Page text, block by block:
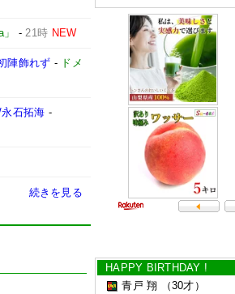
-21時 NEW
陣飾れず - ドメ
石拓海 -
続きを見る
HAPPY BIRTHDAY !
青戸 翔
（30才）